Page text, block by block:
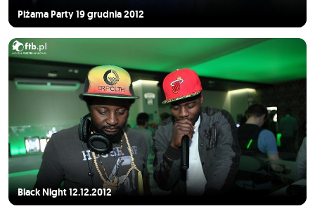
Piżama Party 19 grudnia 2012
Black Night 12.12.2012